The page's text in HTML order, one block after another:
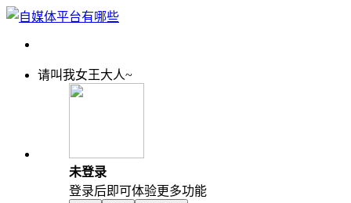
请叫我女王大人~
未登录
登录后即可体验更多功能